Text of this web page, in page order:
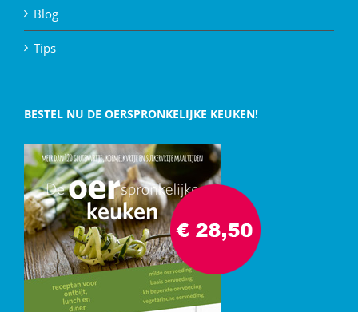
Blog
Tips
BESTEL NU DE OERSPRONKELIJKE KEUKEN!